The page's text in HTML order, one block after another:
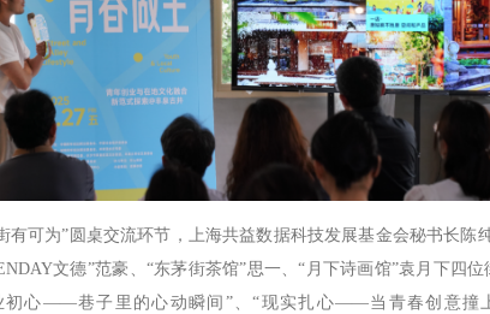
可为”圆桌交流环节，上海共益数据科技发展基金会秘书长陈
文德”范豪、“东茅街茶馆”思一、“月下诗画馆”袁月下四位
初心——巷子里的心动瞬间”、“现实扎心——当青春创意撞